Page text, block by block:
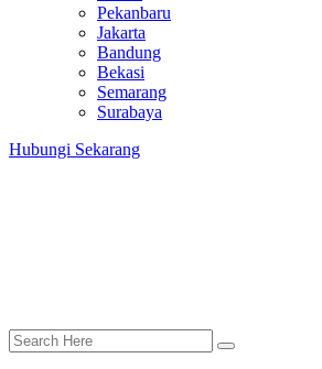
Pekanbaru
Jakarta
Bandung
Bekasi
Semarang
Surabaya
Hubungi Sekarang